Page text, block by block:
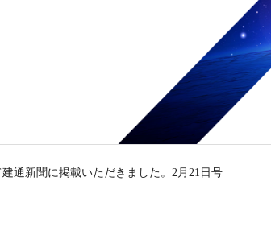
通新聞に掲載いただきました。2月21日号